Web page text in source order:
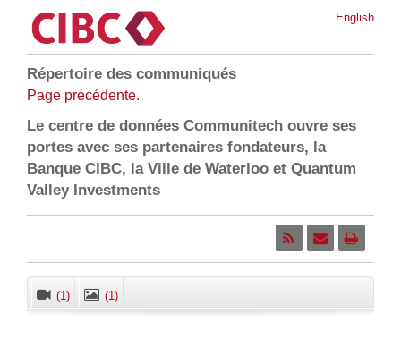
English
Répertoire des communiqués
Page précédente.
Le centre de données Communitech ouvre ses
portes avec ses partenaires fondateurs, la
Banque CIBC, la Ville de Waterloo et Quantum
Valley Investments
(1) (1)